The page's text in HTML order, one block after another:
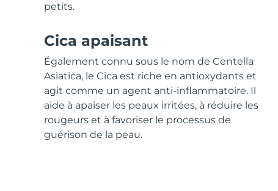
petits.
Cica apaisant
Également connu sous le nom de Centella
Asiatica, le Cica est riche en antioxydants et
agit comme un agent anti-inflammatoire. Il
aide à apaiser les peaux irritées, à réduire les
rougeurs et à favoriser le processus de
guérison de la peau.
Acheter tout
FOREO APP
À PROPROS